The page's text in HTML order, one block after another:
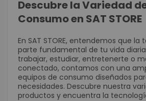
Descubre la Variedad
Consumo en SAT STORE
En SAT STORE, entendemos que
parte fundamental de tu vida
trabajar, estudiar, entretenerte o
conectado, contamos con una
equipos de consumo diseñados
necesidades. Descubre nuestra
productos y encuentra la